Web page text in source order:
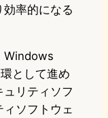
率的になる
Windows
として進め
リティソフ
ィソフトウェ